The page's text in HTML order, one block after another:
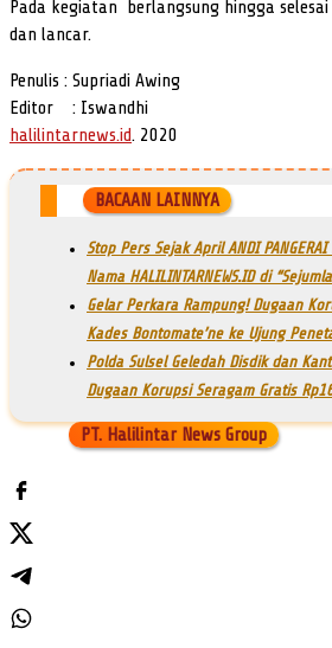
Pada kegiatan berlangsung hingga
dan lancar.
Penulis : Supriadi Awing
Editor : Iswandhi
halilintarnews.id. 2020
BACAAN LAINNYA
Stop Pers Sejak April ANDI
Nama HALILINTARNEWS.ID di
Gelar Perkara Rampung! Dugaan
Kades Bontomate’ne ke Ujung
Polda Sulsel Geledah Disdik dan
Dugaan Korupsi Seragam Gratis
PT. Halilintar News Group